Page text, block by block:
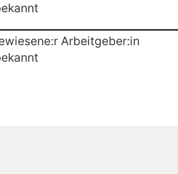
Arbeitgeber:in